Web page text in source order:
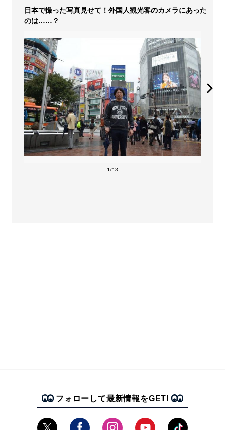
日本で撮った写真見せて！外国人観光客のカメラにあった
のは……？
1/13
フォローして最新情報をGET!